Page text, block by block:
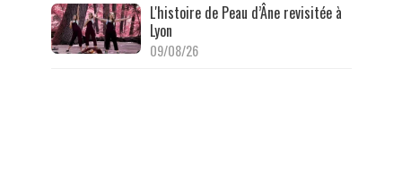
L'histoire de Peau d’Âne revisitée à
Lyon
09/08/26